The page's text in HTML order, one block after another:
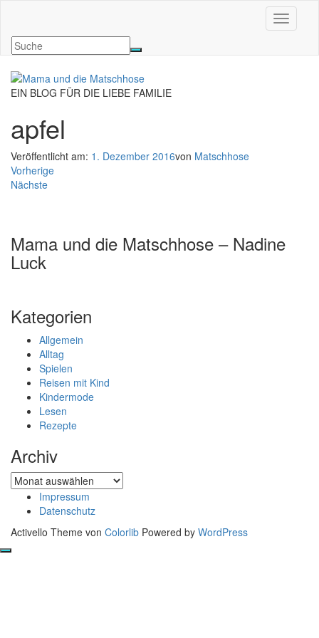
EIN BLOG FÜR DIE LIEBE FAMILIE
apfel
Veröffentlicht am: 1. Dezember 2016von Matschhose
Vorherige
Nächste
Mama und die Matschhose – Nadine
Luck
Kategorien
Allgemein
Alltag
Spielen
Reisen mit Kind
Kindermode
Lesen
Rezepte
Archiv
Archiv
Impressum
Datenschutz
Activello Theme von Colorlib Powered by WordPress